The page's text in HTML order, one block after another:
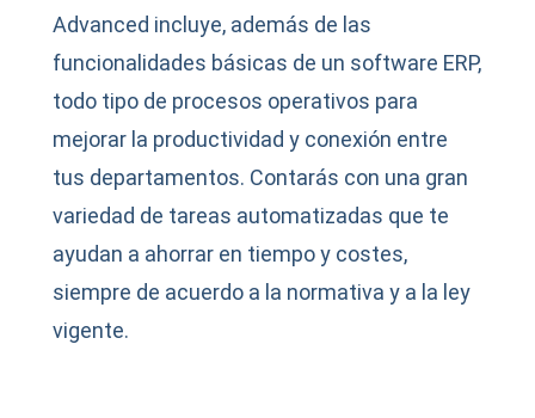
Advanced incluye, además de las
funcionalidades básicas de un software ERP,
todo tipo de procesos operativos para
mejorar la productividad y conexión entre
tus departamentos. Contarás con una gran
variedad de tareas automatizadas que te
ayudan a ahorrar en tiempo y costes,
siempre de acuerdo a la normativa y a la ley
vigente.